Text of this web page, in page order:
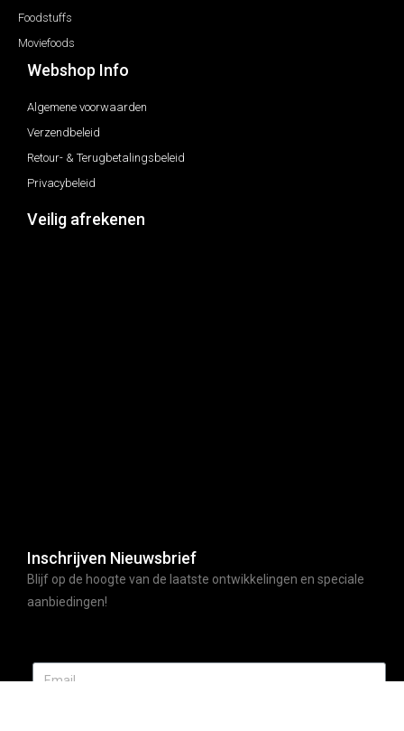
Foodstuffs
Moviefoods
Webshop Info
Algemene voorwaarden
Verzendbeleid
Retour- & Terugbetalingsbeleid
Privacybeleid
Veilig afrekenen
Inschrijven Nieuwsbrief
Blijf op de hoogte van de laatste ontwikkelingen en speciale
aanbiedingen!